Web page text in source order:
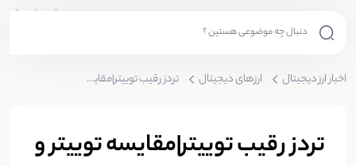
اخبار ارز دیجیتال ارزهای دیجیتال تردز رقیب توییتر|مقایسه توییتر و تردز Threads
تردز رقیب توییتر|مقایسه توییتر و